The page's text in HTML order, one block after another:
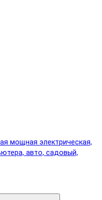
мощная электрическая,
авто, садовый,